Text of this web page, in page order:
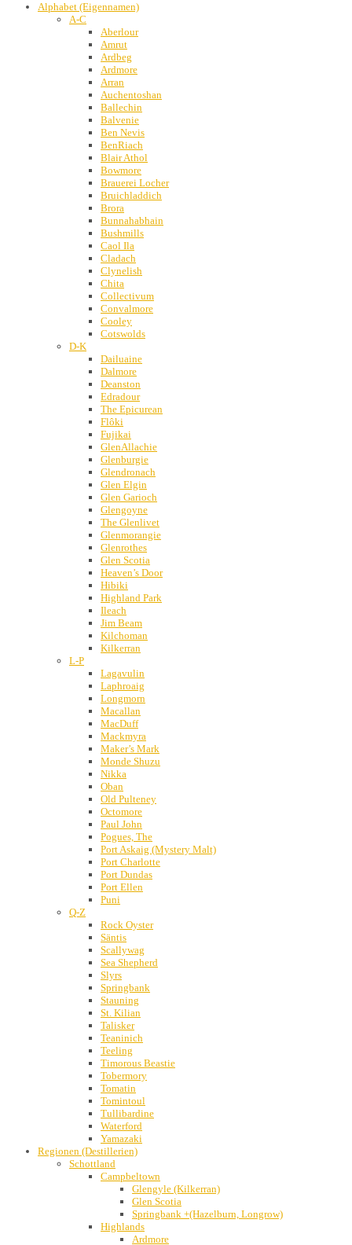
Alphabet (Eigennamen)
A-C
Aberlour
Amrut
Ardbeg
Ardmore
Arran
Auchentoshan
Ballechin
Balvenie
Ben Nevis
BenRiach
Blair Athol
Bowmore
Brauerei Locher
Bruichladdich
Brora
Bunnahabhain
Bushmills
Caol Ila
Cladach
Clynelish
Chita
Collectivum
Convalmore
Cooley
Cotswolds
D-K
Dailuaine
Dalmore
Deanston
Edradour
The Epicurean
Flôki
Fujikai
GlenAllachie
Glenburgie
Glendronach
Glen Elgin
Glen Garioch
Glengoyne
The Glenlivet
Glenmorangie
Glenrothes
Glen Scotia
Heaven’s Door
Hibiki
Highland Park
Ileach
Jim Beam
Kilchoman
Kilkerran
L-P
Lagavulin
Laphroaig
Longmorn
Macallan
MacDuff
Mackmyra
Maker’s Mark
Monde Shuzu
Nikka
Oban
Old Pulteney
Octomore
Paul John
Pogues, The
Port Askaig (Mystery Malt)
Port Charlotte
Port Dundas
Port Ellen
Puni
Q-Z
Rock Oyster
Säntis
Scallywag
Sea Shepherd
Slyrs
Springbank
Stauning
St. Kilian
Talisker
Teaninich
Teeling
Timorous Beastie
Tobermory
Tomatin
Tomintoul
Tullibardine
Waterford
Yamazaki
Regionen (Destillerien)
Schottland
Campbeltown
Glengyle (Kilkerran)
Glen Scotia
Springbank +(Hazelburn, Longrow)
Highlands
Ardmore